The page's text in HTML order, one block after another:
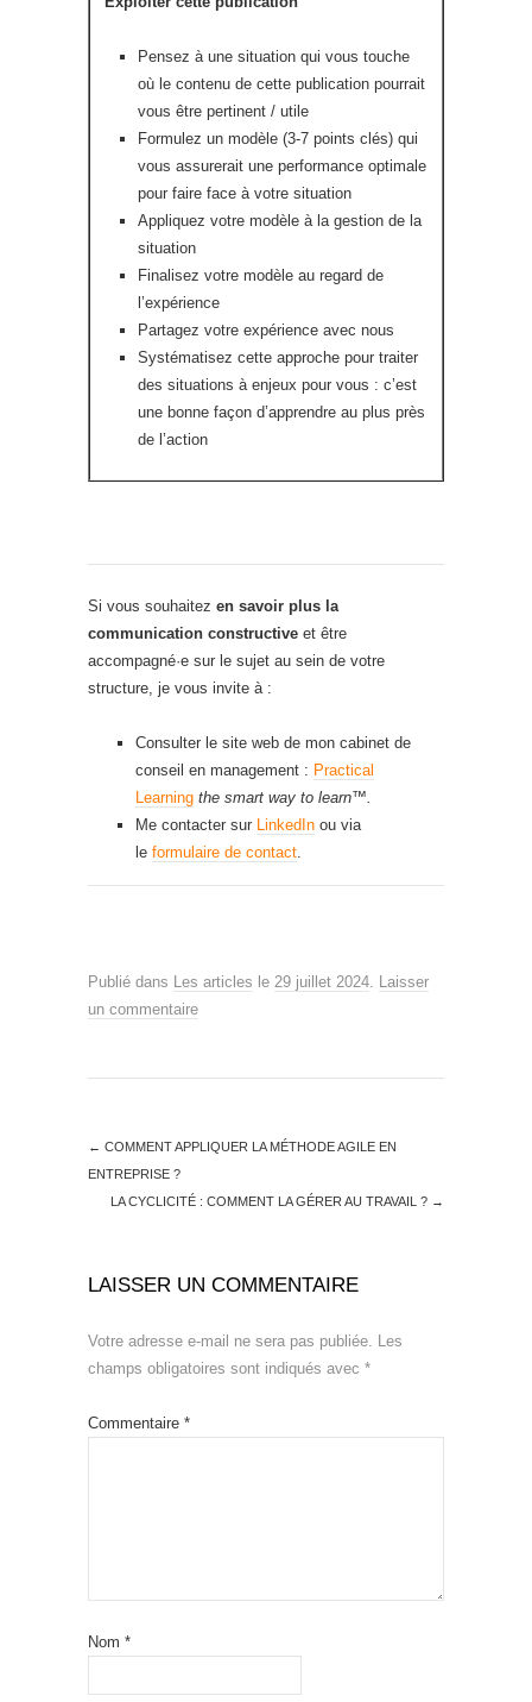
Pensez à une situation qui vous touche
où le contenu de cette publication pourrait
vous être pertinent / utile
Formulez un modèle (3-7 points clés) qui
vous assurerait une performance optimale
pour faire face à votre situation
Appliquez votre modèle à la gestion de la
situation
Finalisez votre modèle au regard de
l’expérience
Partagez votre expérience avec nous
Systématisez cette approche pour traiter
des situations à enjeux pour vous : c’est
une bonne façon d’apprendre au plus près
de l’action
Si vous souhaitez en savoir plus la
communication constructive et être
accompagné·e sur le sujet au sein de votre
structure, je vous invite à :
Consulter le site web de mon cabinet de
conseil en management : Practical
Learning the smart way to learn™.
Me contacter sur LinkedIn ou via
le formulaire de contact.
Publié dans Les articles le 29 juillet 2024. Laisser
un commentaire
← COMMENT APPLIQUER LA MÉTHODE AGILE EN
ENTREPRISE ?
LA CYCLICITÉ : COMMENT LA GÉRER AU TRAVAIL ? →
LAISSER UN COMMENTAIRE
Votre adresse e-mail ne sera pas publiée. Les
champs obligatoires sont indiqués avec *
Commentaire *
Nom *